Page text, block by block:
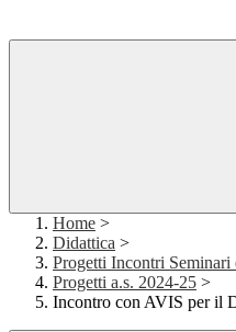
Home >
Didattica >
Progetti Incontri Seminari
Progetti a.s. 2024-25 >
Incontro con AVIS per il